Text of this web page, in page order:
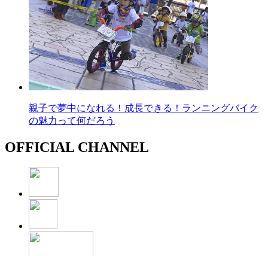
親子で夢中になれる！成長できる！ランニングバイク
の魅力って何だろう
OFFICIAL CHANNEL